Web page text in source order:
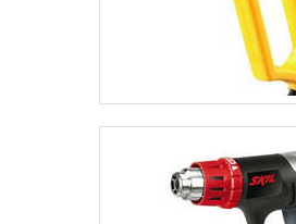
envolvidos;Entre
ASSISTÊNCIA TECNICA DE
Term está no mercado
responsável por oferecer ao
assistência técnica de
e solar. Além de oferecer
produtos, a empresa tem como
clientes - segurança,